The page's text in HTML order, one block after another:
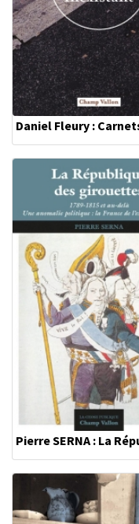
Daniel Fleury :
Pierre SERNA : La